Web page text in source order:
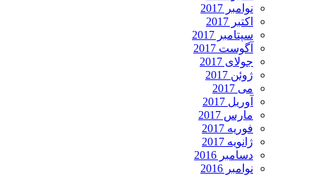
نوامبر 2017
اکتبر 2017
سپتامبر 2017
آگوست 2017
جولای 2017
ژوئن 2017
می 2017
آوریل 2017
مارس 2017
فوریه 2017
ژانویه 2017
دسامبر 2016
نوامبر 2016